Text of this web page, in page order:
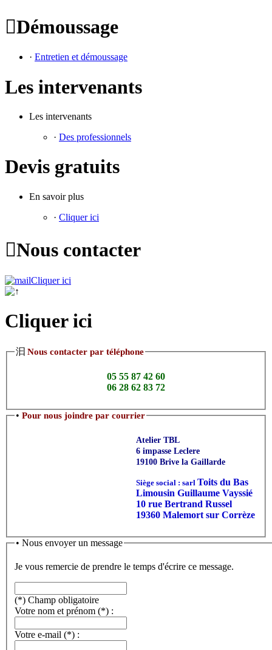
Démoussage
· Entretien et démoussage
Les intervenants
Les intervenants
· Des professionnels
Devis gratuits
En savoir plus
· Cliquer ici
Nous contacter
Cliquer ici
Cliquer ici
汩 Nous contacter par téléphone
05 55 87 42 60
06 28 62 83 72
• Pour nous joindre par courrier
Atelier TBL
6 impasse Leclere
19100 Brive la Gaillarde
Siège social : sarl Toits du Bas
Limousin Guillaume Vayssié
10 rue Bertrand Russel
19360 Malemort sur Corrèze
• Nous envoyer un message
Je vous remercie de prendre le temps d'écrire ce message.
(*) Champ obligatoire
Votre nom et prénom (*) :
Votre e-mail (*) :